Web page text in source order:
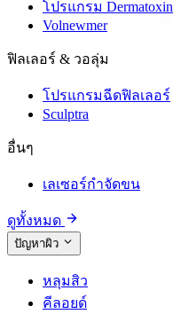
โปรแกรม Dermatoxin
Volnewmer
ฟิลเลอร์ & วอลุ่ม
โปรแกรมฉีดฟิลเลอร์
Sculptra
อื่นๆ
เลเซอร์กำจัดขน
ดูทั้งหมด
ปัญหาผิว
หลุมสิว
คีลอยด์